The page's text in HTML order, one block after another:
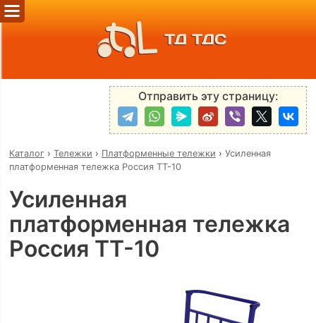
ТД ТДС
Отправить эту страницу:
Каталог› Тележки › Платформенные тележки › Усиленная
платформенная тележка Россия ТТ-10
Усиленная
платформенная тележка
Россия ТТ-10